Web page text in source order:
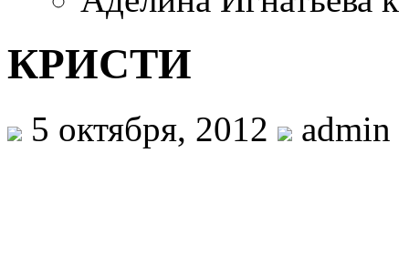
КРИСТИ
5 октября, 2012 admin